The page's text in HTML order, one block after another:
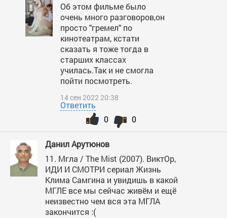
Об этом фильме было
очень много разговоров,он
просто "гремел" по
кинотеатрам, кстати
сказать я тоже тогда в
старших классах
училась.Так и не смогла
пойти посмотреть.
14 сен 2022 20:38
Ответить
0
0
Данил Арутюнов
11. Мгла / The Mist (2007). ВиктОр,
ИДИ И СМОТРИ сериал Жизнь
Клима Самгина и увидишь в какой
МГЛЕ все мы сейчас живём и ещё
неизвестно чем вся эта МГЛА
закончится :(